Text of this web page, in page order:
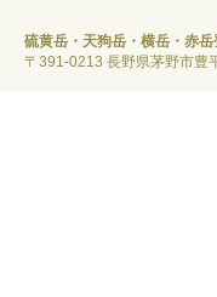
硫黄岳・天狗岳・横岳・赤
〒391-0213 長野県茅野市